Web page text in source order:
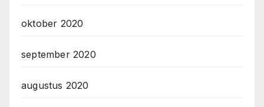
oktober 2020
september 2020
augustus 2020